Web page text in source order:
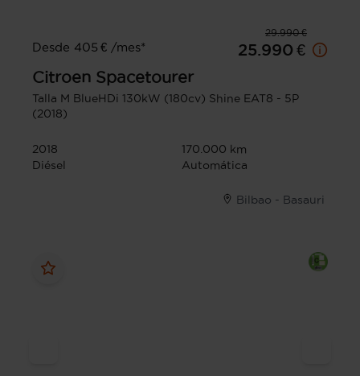
29.990 €
Desde 405 € /mes*
25.990 €
Citroen Spacetourer
Talla M BlueHDi 130kW (180cv) Shine EAT8 - 5P
(2018)
2018
170.000 km
Diésel
Automática
Bilbao - Basauri